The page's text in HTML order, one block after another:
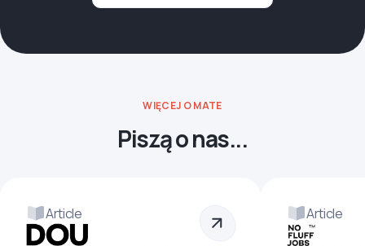
WIĘCEJ O MATE
Piszą o nas...
Article Article